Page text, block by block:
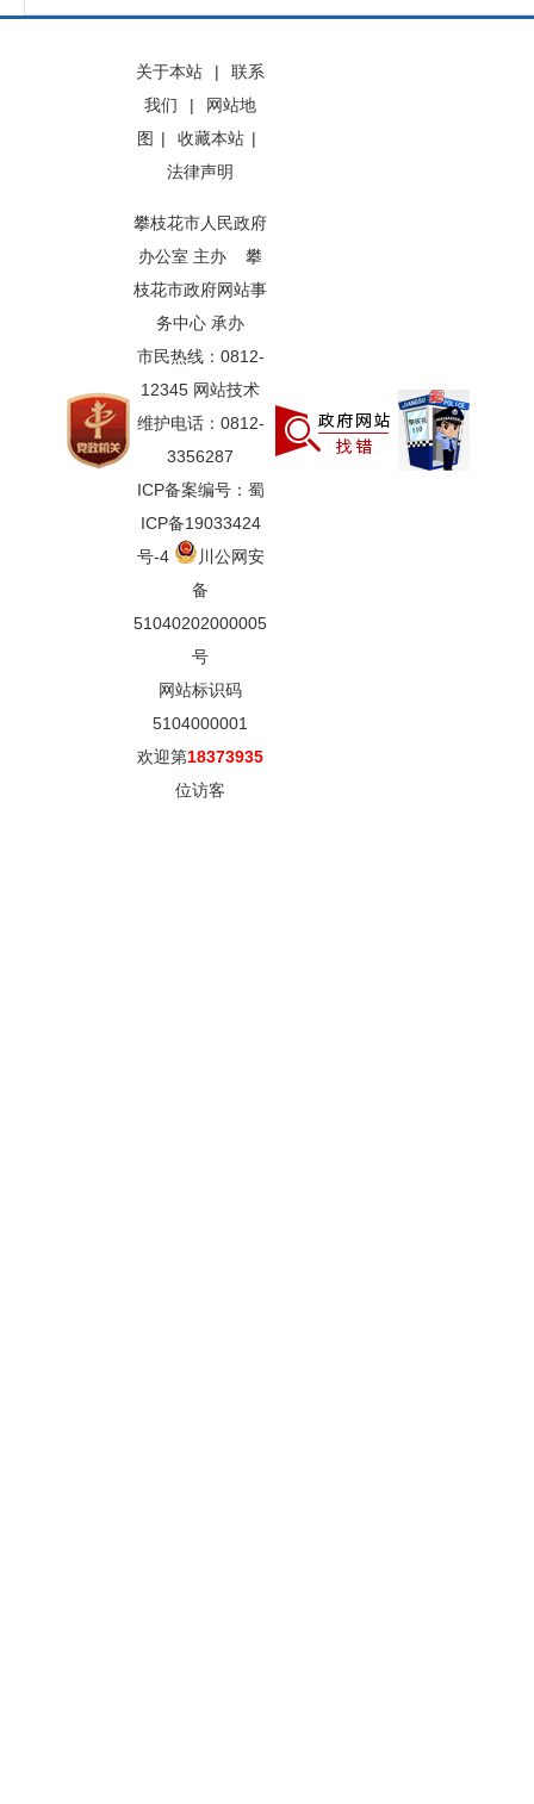
关于本站 |
联系
我们
|
网站地
图 | 收藏本站 |
法律声明
攀枝花市人民政府
办公室 主办 攀
枝花市政府网站事
务中心 承办
市民热线：0812-
12345 网站技术
维护电话：0812-
3356287
ICP备案编号：蜀
ICP备19033424
号-4
川公网安
备
51040202000005
号
网站标识码
5104000001
欢迎第18373935
位访客